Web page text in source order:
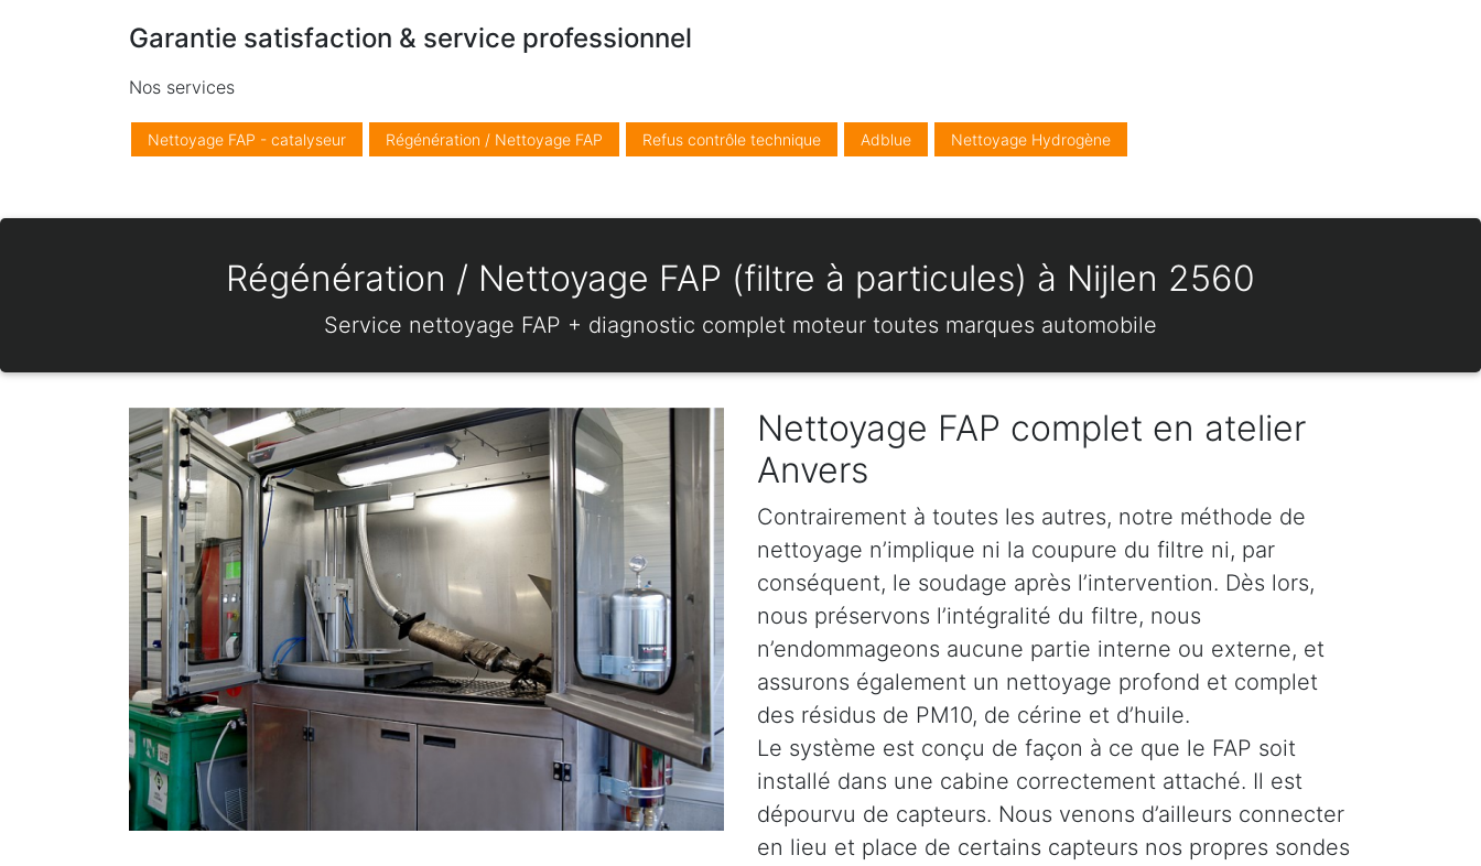
Garantie satisfaction & service professionnel
Nos services
Nettoyage FAP - catalyseur Régénération / Nettoyage FAP Refus contrôle technique Adblue Nettoyage Hydrogène
Régénération / Nettoyage FAP (filtre à particules) à Nijlen 2560
Service nettoyage FAP + diagnostic complet moteur toutes marques automobile
Nettoyage FAP complet en atelier
Anvers
Contrairement à toutes les autres, notre méthode de
nettoyage n’implique ni la coupure du filtre ni, par
conséquent, le soudage après l’intervention. Dès lors,
nous préservons l’intégralité du filtre, nous
n’endommageons aucune partie interne ou externe, et
assurons également un nettoyage profond et complet
des résidus de PM10, de cérine et d’huile.
Le système est conçu de façon à ce que le FAP soit
installé dans une cabine correctement attaché. Il est
dépourvu de capteurs. Nous venons d’ailleurs connecter
en lieu et place de certains capteurs nos propres sondes